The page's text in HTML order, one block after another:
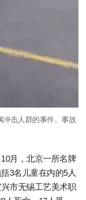
击人群的事件。事故
月，北京一所名牌
3名儿童在内的5人
市无锡工艺美术职